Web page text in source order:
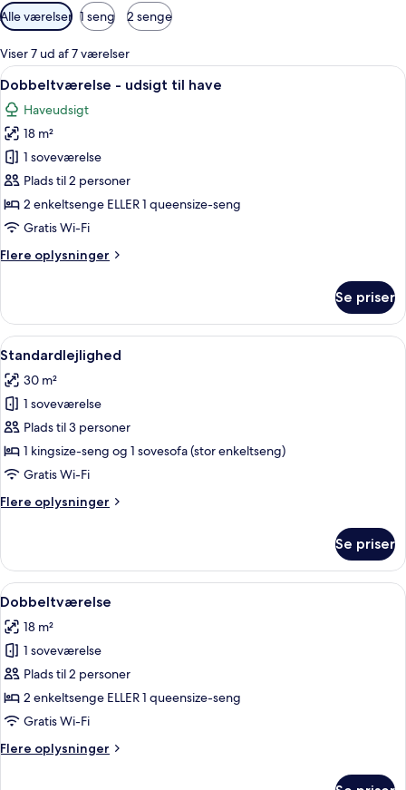
Tilgængelige
filtre
for
værelser
Alle værelser 1 seng 2 senge
Viser 7 ud af 7 værelser
Indlæs
alle
billeder
af
Dobbeltværelse
-
udsigt
til
Et moderne hotelværelse med en
4
Dobbeltværelse - udsigt til have
Haveudsigt
18 m²
1 soveværelse
Plads til 2 personer
2 enkeltsenge ELLER 1 queensize-seng
Gratis Wi-Fi
Flere oplysninger
Flere
-
udsigt
til
Se priser
Indlæs
alle
billeder
af
Standardlejlighed
Et hotelværelse med en seng, et
5
Standardlejlighed
30 m²
1 soveværelse
Plads til 3 personer
1 kingsize-seng og 1 sovesofa (stor enkeltseng)
Gratis Wi-Fi
Flere oplysninger
Flere
Se priser
Indlæs
alle
billeder
af
Dobbeltværelse
Et hotelværelse med to senge, et
4
Dobbeltværelse
18 m²
1 soveværelse
Plads til 2 personer
2 enkeltsenge ELLER 1 queensize-seng
Gratis Wi-Fi
Flere oplysninger
Flere